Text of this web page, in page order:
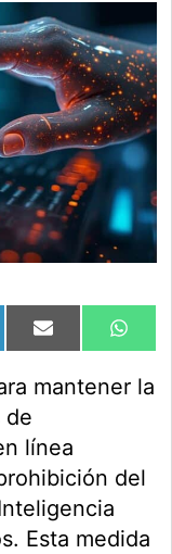
Compartir
en
Email
en
mantener la
de
línea
del
Esta medida